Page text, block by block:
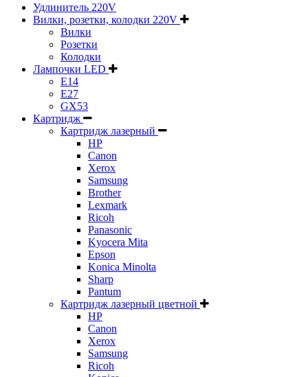
Удлинитель 220V
Вилки, розетки, колодки 220V
Вилки
Розетки
Колодки
Лампочки LED
E14
E27
GX53
Картридж
Картридж лазерный
HP
Canon
Xerox
Samsung
Brother
Lexmark
Ricoh
Panasonic
Kyocera Mita
Epson
Konica Minolta
Sharp
Pantum
Картридж лазерный цветной
HP
Canon
Xerox
Samsung
Ricoh